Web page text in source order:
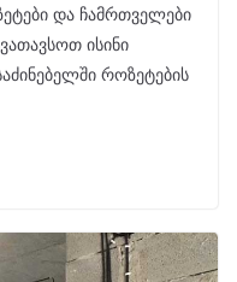
და ჩამრთველები
ისინი
როზეტების